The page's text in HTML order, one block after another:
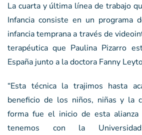
La cuarta y última línea de trabajo
Infancia consiste en un programa
infancia temprana a través de
terapéutica que Paulina Pizarro
España junto a la doctora Fanny
“Esta técnica la trajimos hasta
beneficio de los niños, niñas y la
forma fue el inicio de esta alianza
tenemos con la